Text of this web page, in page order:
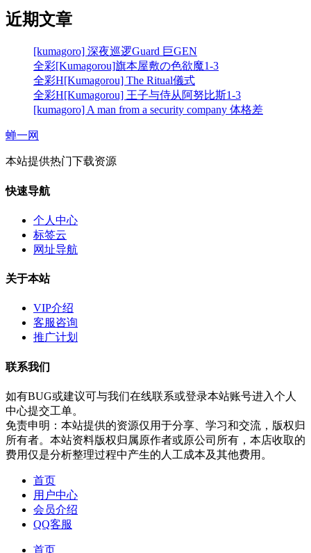
近期文章
[kumagoro] 深夜巡逻Guard 巨GEN
全彩[Kumagorou]旗本屋敷の色欲魔1-3
全彩H[Kumagorou] The Ritual儀式
全彩H[Kumagorou] 王子与侍从阿努比斯1-3
[kumagoro] A man from a security company 体格差
蝉一网
本站提供热门下载资源
快速导航
个人中心
标签云
网址导航
关于本站
VIP介绍
客服咨询
推广计划
联系我们
如有BUG或建议可与我们在线联系或登录本站账号进入个人
中心提交工单。
免责申明：本站提供的资源仅用于分享、学习和交流，版权归
所有者。本站资料版权归属原作者或原公司所有，本店收取的
费用仅是分析整理过程中产生的人工成本及其他费用。
首页
用户中心
会员介绍
QQ客服
首页